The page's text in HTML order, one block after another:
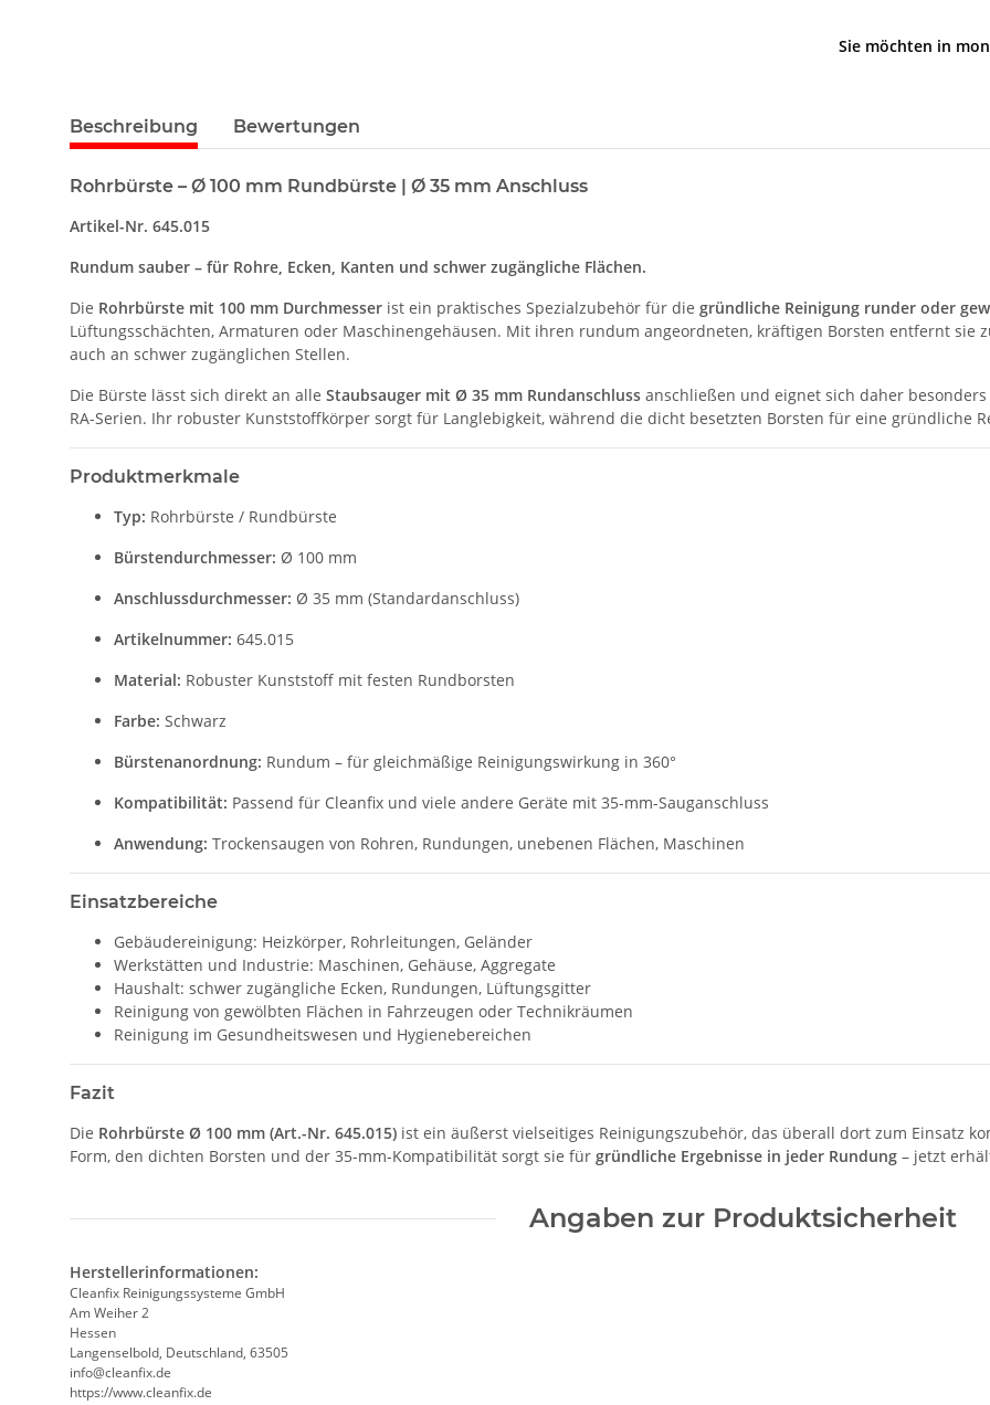
Sie möchten in
Beschreibung Bewertungen
Rohrbürste – Ø 100 mm Rundbürste | Ø 35 mm Anschluss
Artikel-Nr. 645.015
Rundum sauber – für Rohre, Ecken, Kanten und schwer zugängliche Flächen.
Die Rohrbürste mit 100 mm Durchmesser ist ein praktisches Spezialzubehör für die gründliche Reinigung runder oder
Lüftungsschächten, Armaturen oder Maschinengehäusen. Mit ihren rundum angeordneten, kräftigen Borsten entfernt sie
auch an schwer zugänglichen Stellen.
Die Bürste lässt sich direkt an alle Staubsauger mit Ø 35 mm Rundanschluss anschließen und eignet sich daher
RA-Serien. Ihr robuster Kunststoffkörper sorgt für Langlebigkeit, während die dicht besetzten Borsten für eine gründliche
Produktmerkmale
Typ: Rohrbürste / Rundbürste
Bürstendurchmesser: Ø 100 mm
Anschlussdurchmesser: Ø 35 mm (Standardanschluss)
Artikelnummer: 645.015
Material: Robuster Kunststoff mit festen Rundborsten
Farbe: Schwarz
Bürstenanordnung: Rundum – für gleichmäßige Reinigungswirkung in 360°
Kompatibilität: Passend für Cleanfix und viele andere Geräte mit 35-mm-Sauganschluss
Anwendung: Trockensaugen von Rohren, Rundungen, unebenen Flächen, Maschinen
Einsatzbereiche
Gebäudereinigung: Heizkörper, Rohrleitungen, Geländer
Werkstätten und Industrie: Maschinen, Gehäuse, Aggregate
Haushalt: schwer zugängliche Ecken, Rundungen, Lüftungsgitter
Reinigung von gewölbten Flächen in Fahrzeugen oder Technikräumen
Reinigung im Gesundheitswesen und Hygienebereichen
Fazit
Die Rohrbürste Ø 100 mm (Art.-Nr. 645.015) ist ein äußerst vielseitiges Reinigungszubehör, das überall dort zum Einsatz
Form, den dichten Borsten und der 35-mm-Kompatibilität sorgt sie für gründliche Ergebnisse in jeder Rundung – jetzt
Angaben zur Produktsicherheit
Herstellerinformationen:
Cleanfix Reinigungssysteme GmbH
Am Weiher 2
Hessen
Langenselbold, Deutschland, 63505
info@cleanfix.de
https://www.cleanfix.de